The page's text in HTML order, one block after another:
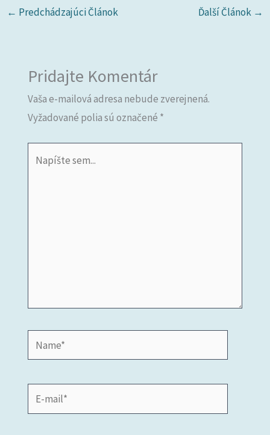
← Predchádzajúci Článok Ďalší Článok →
Pridajte Komentár
Vaša e-mailová adresa nebude zverejnená.
Vyžadované polia sú označené *
sem...
Name*
mail*